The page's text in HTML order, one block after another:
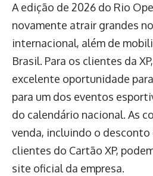
A edição de 2026 do Rio
novamente atrair grandes
internacional, além de
Brasil. Para os clientes da
excelente oportunidade
para um dos eventos
do calendário nacional. As
venda, incluindo o desconto
clientes do Cartão XP,
site oficial da empresa.